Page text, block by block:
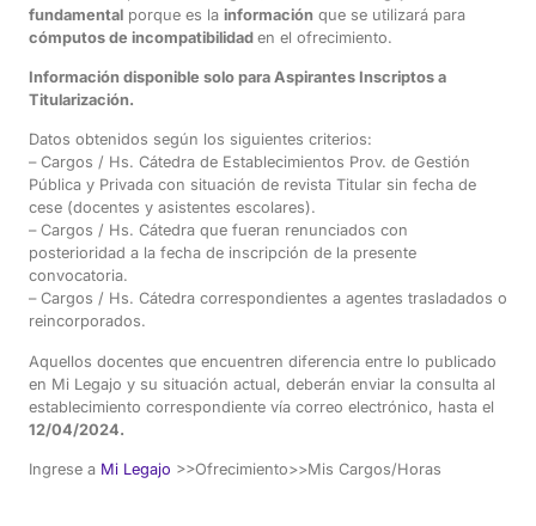
fundamental porque es la información que se utilizará para
cómputos de incompatibilidad en el ofrecimiento.
Información disponible solo para Aspirantes Inscriptos a
Titularización.
Datos obtenidos según los siguientes criterios:
– Cargos / Hs. Cátedra de Establecimientos Prov. de Gestión
Pública y Privada con situación de revista Titular sin fecha de
cese (docentes y asistentes escolares).
– Cargos / Hs. Cátedra que fueran renunciados con
posterioridad a la fecha de inscripción de la presente
convocatoria.
– Cargos / Hs. Cátedra correspondientes a agentes trasladados o
reincorporados.
Aquellos docentes que encuentren diferencia entre lo publicado
en Mi Legajo y su situación actual, deberán enviar la consulta al
establecimiento correspondiente vía correo electrónico, hasta el
12/04/2024.
Ingrese a Mi Legajo >>Ofrecimiento>>Mis Cargos/Horas